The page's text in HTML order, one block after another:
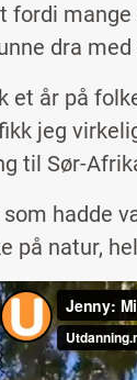
fordi
dra
et år på
jeg
til Sør-
hadde
på natur,